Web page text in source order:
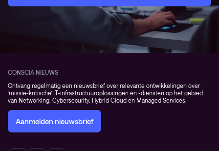
CONSCIA NIEUWS
Ontvang regelmatig een nieuwsbrief over relevante ontwikkelingen over
‘missie-kritische’ IT-infrastructuuroplossingen en -diensten op het gebied
van Networking, Cybersecurity, Hybrid Cloud en Managed Services.
Aanmelden nieuwsbrief